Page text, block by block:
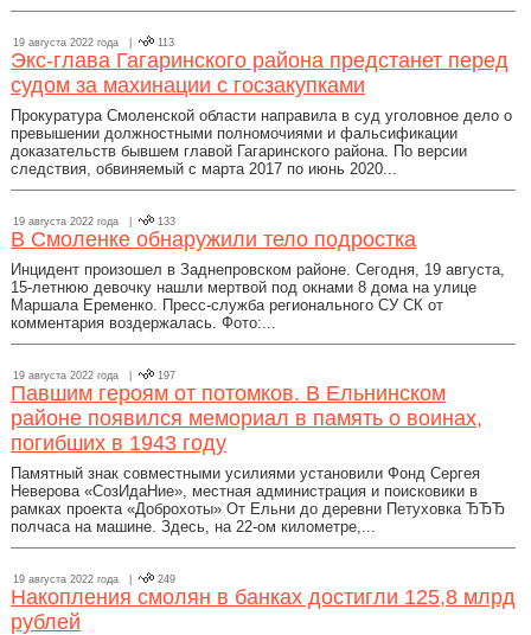
19 августа 2022 года | 113
Экс-глава Гагаринского района предстанет перед
судом за махинации с госзакупками
Прокуратура Смоленской области направила в суд уголовное дело о
превышении должностными полномочиями и фальсификации
доказательств бывшем главой Гагаринского района. По версии
следствия, обвиняемый с марта 2017 по июнь 2020...
19 августа 2022 года | 133
В Смоленке обнаружили тело подростка
Инцидент произошел в Заднепровском районе. Сегодня, 19 августа,
15-летнюю девочку нашли мертвой под окнами 8 дома на улице
Маршала Еременко. Пресс-служба регионального СУ СК от
комментария воздержалась. Фото:...
19 августа 2022 года | 197
Павшим героям от потомков. В Ельнинском
районе появился мемориал в память о воинах,
погибших в 1943 году
Памятный знак совместными усилиями установили Фонд Сергея
Неверова «СозИдаНие», местная администрация и поисковики в
рамках проекта «Доброхоты» От Ельни до деревни Петуховка ЂЂЂ
полчаса на машине. Здесь, на 22-ом километре,...
19 августа 2022 года | 249
Накопления смолян в банках достигли 125,8 млрд
рублей